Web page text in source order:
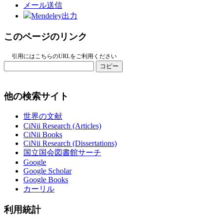
メール送信
Mendeley出力
このページのリンク
引用にはこちらのURLをご利用ください
コピー
他の検索サイト
世界の文献
CiNii Research (Articles)
CiNii Books
CiNii Research (Dissertations)
国立国会図書館サーチ
Google
Google Scholar
Google Books
カーリル
利用統計